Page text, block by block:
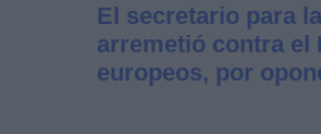
El secretario para
arremetió contra el
europeos, por